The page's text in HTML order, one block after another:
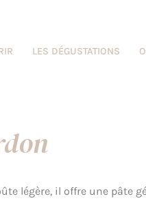
LES DÉGUSTATIONS
légère, il offre une pâte